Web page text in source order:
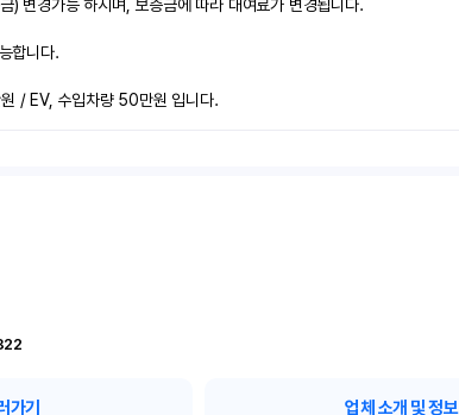
) 변경가능 하시며, 보증금에 따라 대여료가 변경됩니다.
합니다.
/ EV, 수입차량 50만원 입니다.
가기 업체 소개 및 정보